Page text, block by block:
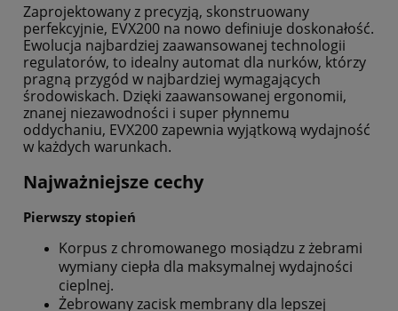
Zaprojektowany z precyzją, skonstruowany
perfekcyjnie, EVX200 na nowo definiuje doskonałość.
Ewolucja najbardziej zaawansowanej technologii
regulatorów, to idealny automat dla nurków, którzy
pragną przygód w najbardziej wymagających
środowiskach. Dzięki zaawansowanej ergonomii,
znanej niezawodności i super płynnemu
oddychaniu, EVX200 zapewnia wyjątkową wydajność
w każdych warunkach.
Najważniejsze cechy
Pierwszy stopień
Korpus z chromowanego mosiądzu z żebrami
wymiany ciepła dla maksymalnej wydajności
cieplnej.
Żebrowany zacisk membrany dla lepszej